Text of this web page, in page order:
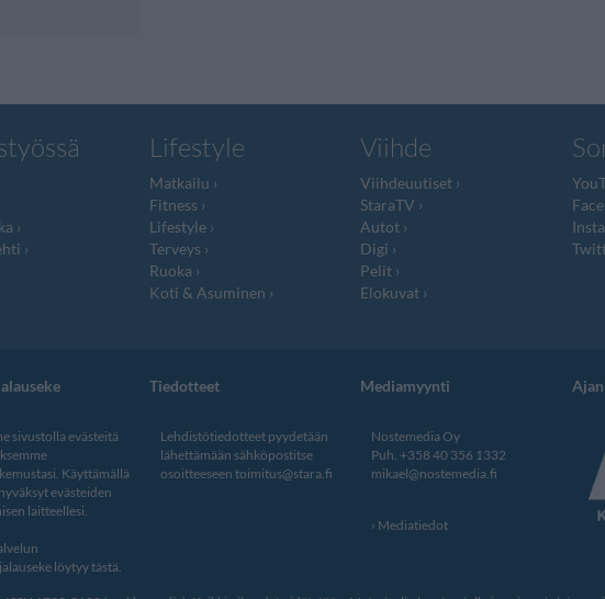
Lifestyle
Matkailu
Fitness
Lifestyle
Terveys
Ruoka
Koti & Asuminen
Viihde
Viihdeuutiset
StaraTV
Autot
Digi
Pelit
Elokuvat
sivustolla evästeitä
Käyttämällä
evästeiden
laitteellesi.
löytyy tästä.
Tiedotteet
Lehdistötiedotteet pyydetään
lähettämään sähköpostitse
osoitteeseen toimitus@stara.fi
Mediamyynti
Nostemedia Oy
Puh. +358 40 356 1332
mikael@nostemedia.fi
Mediatiedot